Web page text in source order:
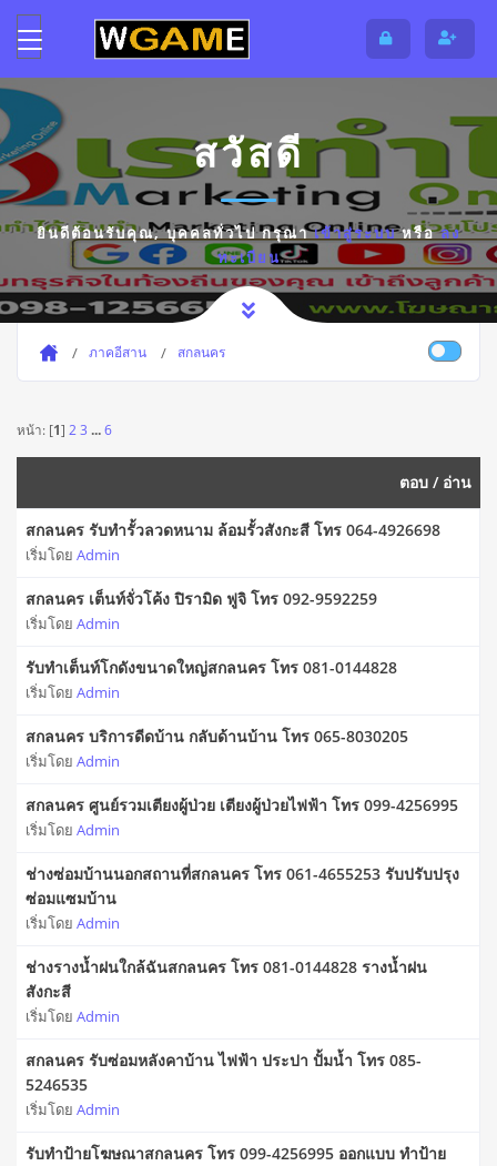
สวัสดี
ยินดีต้อนรับคุณ,บุคคลทั่วไปกรุณาเข้าสู่ระบบหรือลง
ทะเบียน
ภาคอีสาน สกลนคร
หน้า: [1] 2 3 ...6
ตอบ / อ่าน
สกลนคร รับทำรั้วลวดหนาม ล้อมรั้วสังกะสี โทร 064-4926698
เริ่มโดย Admin
สกลนคร เต็นท์จั่วโค้ง ปิรามิด ฟูจิ โทร 092-9592259
เริ่มโดย Admin
รับทำเต็นท์โกดังขนาดใหญ่สกลนคร โทร 081-0144828
เริ่มโดย Admin
สกลนคร บริการดีดบ้าน กลับด้านบ้าน โทร 065-8030205
เริ่มโดย Admin
สกลนคร ศูนย์รวมเตียงผู้ป่วย เตียงผู้ป่วยไฟฟ้า โทร 099-4256995
เริ่มโดย Admin
ช่างซ่อมบ้านนอกสถานที่สกลนคร โทร 061-4655253 รับปรับปรุง
ซ่อมแซมบ้าน
เริ่มโดย Admin
ช่างรางน้ำฝนใกล้ฉันสกลนคร โทร 081-0144828 รางน้ำฝน
สังกะสี
เริ่มโดย Admin
สกลนคร รับซ่อมหลังคาบ้าน ไฟฟ้า ประปา ปั้มน้ำ โทร 085-
5246535
เริ่มโดย Admin
รับทําป้ายโฆษณาสกลนคร โทร 099-4256995 ออกแบบ ทำป้าย